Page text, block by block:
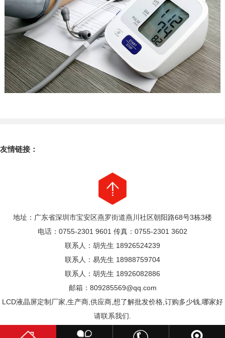
友情链接：
地址：广东省深圳市宝安区燕罗街道燕川社区朝阳路68号3栋3楼
电话：0755-2301 9601 传真：0755-2301 3602
联系人：胡先生 18926524239
联系人：易先生 18988759704
联系人：胡先生 18926082886
邮箱：809285569@qq.com
LCD液晶屏定制厂家,生产商,供应商,想了解批发价格,订购多少钱,哪家好
请联系我们.
粤ICP备17070255号